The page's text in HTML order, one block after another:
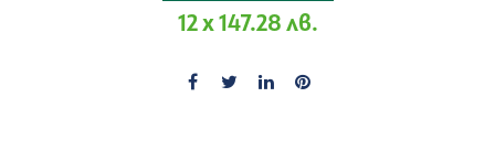
12 x 147.28 лв.